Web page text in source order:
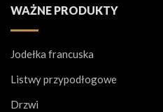
WAŻNE PRODUKTY
Jodełka francuska
Listwy przypodłogowe
Drzwi